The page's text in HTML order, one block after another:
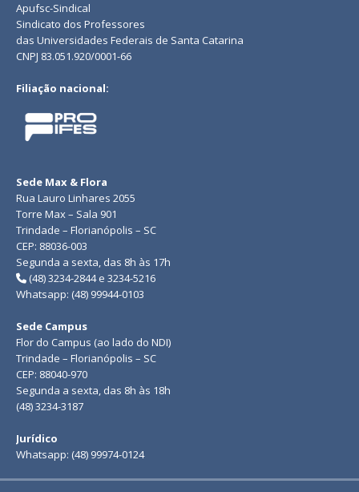
Apufsc-Sindical
Sindicato dos Professores
das Universidades Federais de Santa Catarina
CNPJ 83.051.920/0001-66
Filiação nacional:
Sede Max & Flora
Rua Lauro Linhares 2055
Torre Max – Sala 901
Trindade – Florianópolis – SC
CEP: 88036-003
Segunda a sexta, das 8h às 17h
(48) 3234-2844 e 3234-5216
Whatsapp: (48) 99944-0103
Sede Campus
Flor do Campus (ao lado do NDI)
Trindade – Florianópolis – SC
CEP: 88040-970
Segunda a sexta, das 8h às 18h
(48) 3234-3187
Jurídico
Whatsapp: (48) 99974-0124